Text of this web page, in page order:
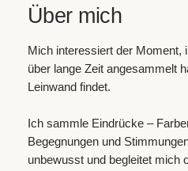
Über mich
Mich interessiert der Moment,
über lange Zeit angesammelt
Leinwand findet.
Ich sammle Eindrücke –
Begegnungen und
unbewusst und begleitet mich